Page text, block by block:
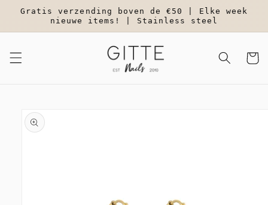
naar de
content
Gratis verzending boven de €50 | Elke week
nieuwe items! | Stainless steel
direct naar